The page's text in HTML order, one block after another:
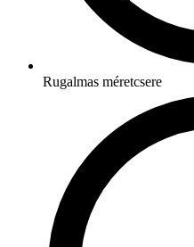
Rugalmas méretcsere